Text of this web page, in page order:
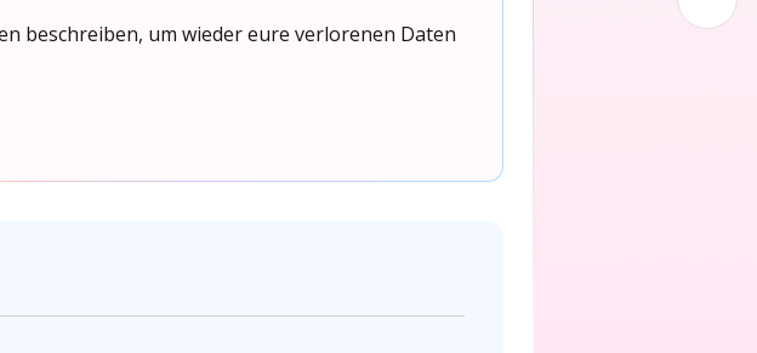
beschreiben, um wieder eure verlorenen Daten